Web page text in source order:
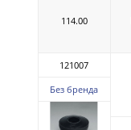
114.00
121007
Без бренда